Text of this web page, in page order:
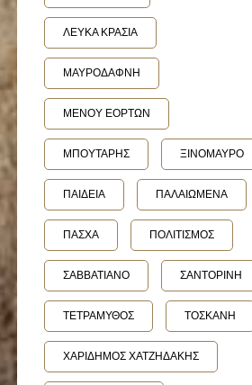
ΛΕΥΚΑ ΚΡΑΣΙΑ
ΜΑΥΡΟΔΑΦΝΗ
ΜΕΝΟΥ ΕΟΡΤΩΝ
ΜΠΟΥΤΑΡΗΣ ΞΙΝΟΜΑΥΡΟ
ΠΑΙΔΕΙΑ ΠΑΛΑΙΩΜΕΝΑ
ΠΑΣΧΑ ΠΟΛΙΤΙΣΜΟΣ
ΣΑΒΒΑΤΙΑΝΟ ΣΑΝΤΟΡΙΝΗ
ΤΕΤΡΑΜΥΘΟΣ ΤΟΣΚΑΝΗ
ΧΑΡΙΔΗΜΟΣ ΧΑΤΖΗΔΑΚΗΣ